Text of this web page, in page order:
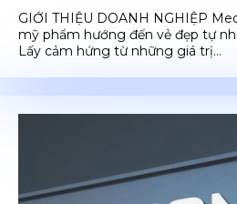
GIỚI THIỆU DOANH NGHIỆP
mỹ phẩm hướng đến vẻ đẹp tự
Lấy cảm hứng từ những giá trị...